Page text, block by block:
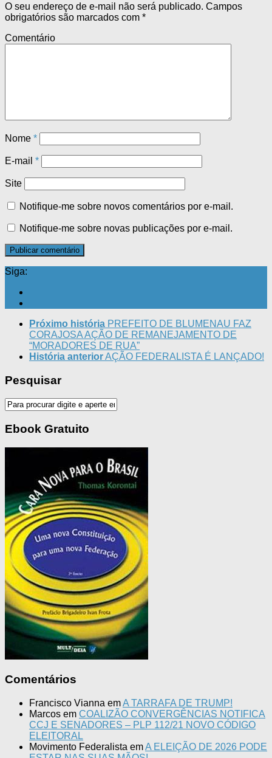
O seu endereço de e-mail não será publicado. Campos
obrigatórios são marcados com *
Comentário
Nome *
E-mail *
Site
Notifique-me sobre novos comentários por e-mail.
Notifique-me sobre novas publicações por e-mail.
Siga:
Próximo história PREFEITO DE BLUMENAU FAZ
CORAJOSA AÇÃO DE REMANEJAMENTO DE
“MORADORES DE RUA”
História anteriorAÇÃO FEDERALISTA É LANÇADO!
Pesquisar
Ebook Gratuito
Comentários
Francisco Vianna emA TARRAFA DE TRUMP!
Marcos em COALIZÃO CONVERGÊNCIAS NOTIFICA
CCJ E SENADORES – PLP 112/21 NOVO CÓDIGO
ELEITORAL
Movimento Federalista emA ELEIÇÃO DE 2026 PODE